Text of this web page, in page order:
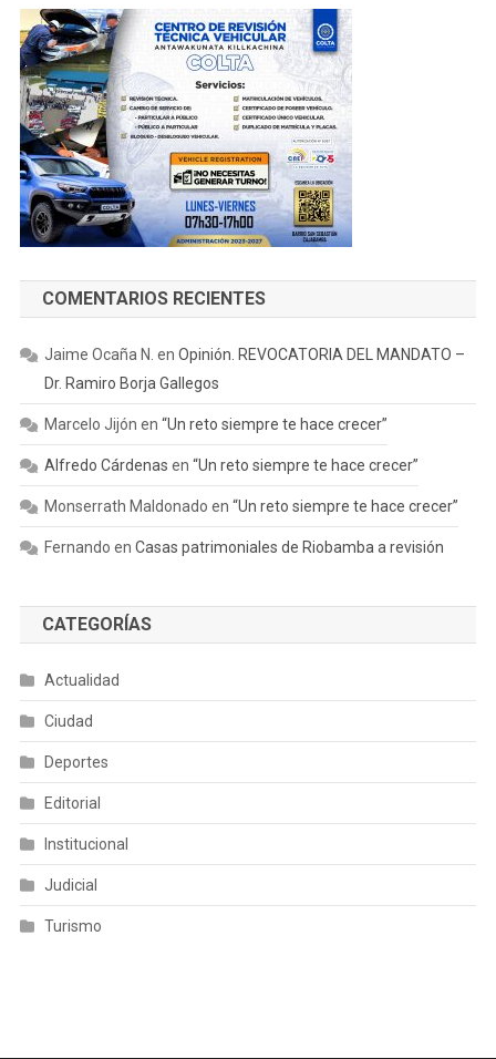
COMENTARIOS RECIENTES
Jaime Ocaña N. en Opinión. REVOCATORIA DEL MANDATO –
Dr. Ramiro Borja Gallegos
Marcelo Jijón en “Un reto siempre te hace crecer”
Alfredo Cárdenas en “Un reto siempre te hace crecer”
Monserrath Maldonado en “Un reto siempre te hace crecer”
Fernando en Casas patrimoniales de Riobamba a revisión
CATEGORÍAS
Actualidad
Ciudad
Deportes
Editorial
Institucional
Judicial
Turismo